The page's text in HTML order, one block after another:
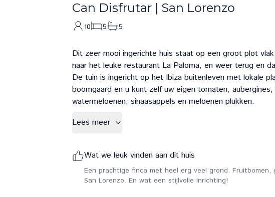
Can Disfrutar | San Lorenzo
10 5 5
Dit zeer mooi ingerichte huis staat op een groot plot
naar het leuke restaurant La Paloma, en weer terug en
De tuin is ingericht op het Ibiza buitenleven met lokale
boomgaard en u kunt zelf uw eigen tomaten,
watermeloenen, sinaasappels en meloenen plukken.
Lees meer
Wat we leuk vinden aan dit huis
Een prachtige finca met heel erg veel grond.
San Lorenzo. En wat een stijlvolle inrichting!